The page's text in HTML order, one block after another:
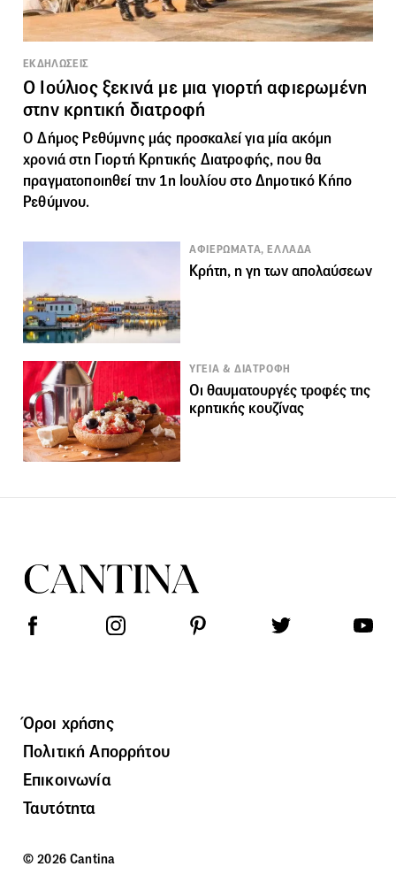
ΕΚΔΗΛΩΣΕΙΣ
Ο Ιούλιος ξεκινά με μια γιορτή αφιερωμένη
στην κρητική διατροφή
Ο Δήμος Ρεθύμνης μάς προσκαλεί για μία ακόμη
χρονιά στη Γιορτή Κρητικής Διατροφής, που θα
πραγματοποιηθεί την 1η Ιουλίου στο Δημοτικό Κήπο
Ρεθύμνου.
ΑΦΙΕΡΩΜΑΤΑ, ΕΛΛΑΔΑ
Κρήτη, η γη των απολαύσεων
ΥΓΕΙΑ & ΔΙΑΤΡΟΦΗ
Οι θαυματουργές τροφές της
κρητικής κουζίνας
Όροι χρήσης
Πολιτική Απορρήτου
Επικοινωνία
Ταυτότητα
© 2026 Cantina